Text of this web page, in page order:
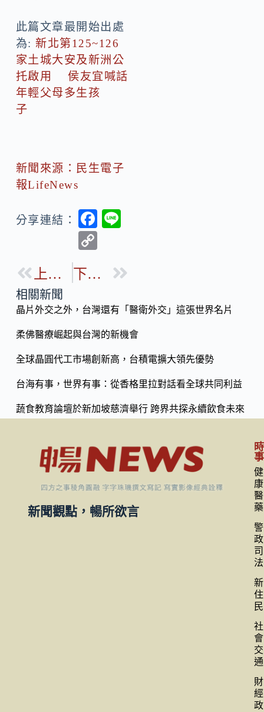
此篇文章最開始出處
為:新北第125~126
家土城大安及新洲公
托啟用 侯友宜喊話
年輕父母多生孩
子
新聞來源：民生電子
報LifeNews
分享連結：
F
b
o
k
p
Li
n
k
上一篇 下一篇
相關新聞
晶片外交之外，台灣還有「醫衛外交」這張世界名片
柔佛醫療崛起與台灣的新機會
全球晶圓代工市場創新高，台積電擴大領先優勢
台海有事，世界有事：從香格里拉對話看全球共同利益
蔬食教育論壇於新加坡慈濟舉行 跨界共探永續飲食未來
新聞觀點，暢所欲言
時
事
健
康
醫
藥
警
政
司
法
新
住
民
社
會
交
通
財
經
政